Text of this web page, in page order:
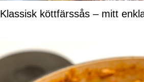
Klassisk köttfärssås – mitt